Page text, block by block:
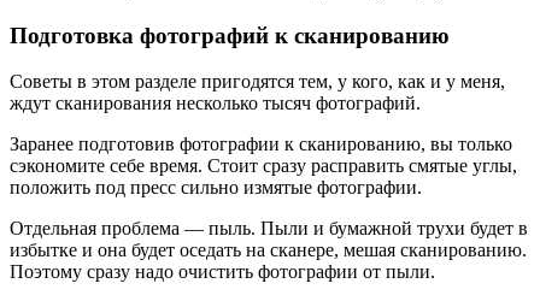
Подготовка фотографий к сканированию
Советы в этом разделе пригодятся тем, у кого, как и у меня,
ждут сканирования несколько тысяч фотографий.
Заранее подготовив фотографии к сканированию, вы только
сэкономите себе время. Стоит сразу расправить смятые углы,
положить под пресс сильно измятые фотографии.
Отдельная проблема — пыль. Пыли и бумажной трухи будет в
избытке и она будет оседать на сканере, мешая сканированию.
Поэтому сразу надо очистить фотографии от пыли.